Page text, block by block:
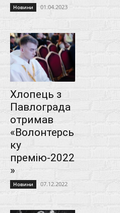
Новини 01.04.2023
Хлопець з
Павлограда
отримав
«Волонтерсь
ку
премію-2022
»
Новини 07.12.2022